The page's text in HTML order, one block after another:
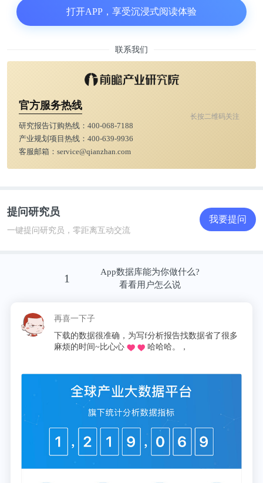
1995年5月，著名歌星邓丽君在泰国因为哮喘发作抢
哮喘还会对患者的经济、工作、生活和学习造成极大
困扰，18.4%的患者因为哮喘发作影响工作，63.6%
由于对哮喘的认识不足和重视不够，很多患者未能及
根据北京大学第一医院迟春花教授《基于社区的哮喘
管理经验及未来发展机遇》显示，78.1%的哮喘患者
正确应对哮喘恶化，我国城区哮喘患者总体控制率仅
打开APP，享受沉浸式阅读体验
联系我们
官方服务热线
研究报告订购热线： 400-068-7188
产业规划项目热线： 400-639-9936
客服邮箱： service@qianzhan.com
长按二维码关注
提问研究员
一键提问研究员，零距离互动交流
我要提问
1
App数据库能为你做什么?
看看用户怎么说
再喜一下子
下载的数据很准确，为写f分析报告找数据省了很多
麻烦的时间~比心心
哈哈哈。，